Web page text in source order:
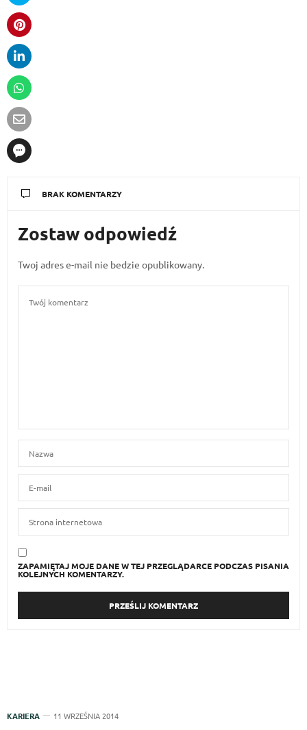
BRAK KOMENTARZY
Zostaw odpowiedź
Twoj adres e-mail nie bedzie opublikowany.
ZAPAMIĘTAJ MOJE DANE W TEJ PRZEGLĄDARCE PODCZAS PISANIA
KOLEJNYCH KOMENTARZY.
KARIERA 11 WRZEŚNIA 2014